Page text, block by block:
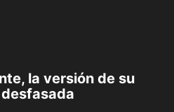
la versión de su